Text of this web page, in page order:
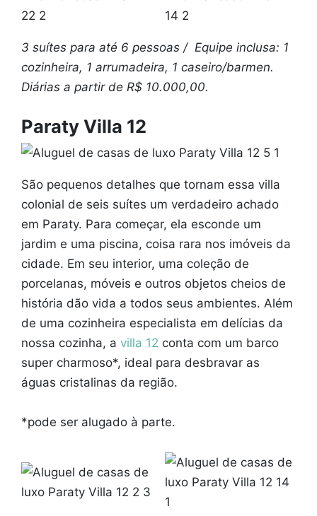
3 suítes para até 6 pessoas / Equipe inclusa: 1
cozinheira, 1 arrumadeira, 1 caseiro/barmen.
Diárias a partir de R$ 10.000,00.
Paraty Villa 12
São pequenos detalhes que tornam essa villa
colonial de seis suítes um verdadeiro achado
em Paraty. Para começar, ela esconde um
jardim e uma piscina, coisa rara nos imóveis da
cidade. Em seu interior, uma coleção de
porcelanas, móveis e outros objetos cheios de
história dão vida a todos seus ambientes. Além
de uma cozinheira especialista em delícias da
nossa cozinha, a villa 12 conta com um barco
super charmoso*, ideal para desbravar as
águas cristalinas da região.
*pode ser alugado à parte.